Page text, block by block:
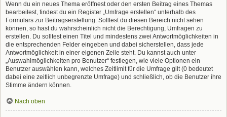
Wenn du ein neues Thema eröffnest oder den ersten Beitrag eines Themas
bearbeitest, findest du ein Register „Umfrage erstellen“ unterhalb des
Formulars zur Beitragserstellung. Solltest du diesen Bereich nicht sehen
können, so hast du wahrscheinlich nicht die Berechtigung, Umfragen zu
erstellen. Du solltest einen Titel und mindestens zwei Antwortmöglichkeiten in
die entsprechenden Felder eingeben und dabei sicherstellen, dass jede
Antwortmöglichkeit in einer eigenen Zeile steht. Du kannst auch unter
„Auswahlmöglichkeiten pro Benutzer“ festlegen, wie viele Optionen ein
Benutzer auswählen kann, welches Zeitlimit für die Umfrage gilt (0 bedeutet
dabei eine zeitlich unbegrenzte Umfrage) und schließlich, ob die Benutzer ihre
Stimme ändern können.
Nach oben